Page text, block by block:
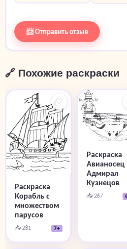
📨 Отправить отзыв
🔗 Похожие раскраски
♡
Раскраска
Корабль с
множеством
парусов
📥 281 7+
Раскраска
Авианосец
Адмирал
Кузнецов
📥 267